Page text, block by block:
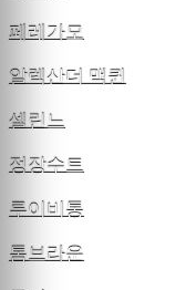
페레가모
알렉산더 맥퀸
셀린느
정장수트
루이비통
톰브라운